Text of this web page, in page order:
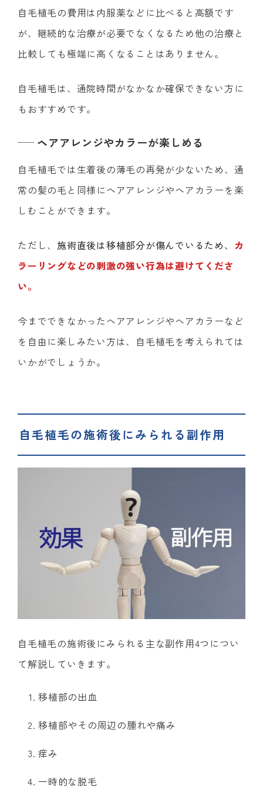
自毛植毛の費用は内服薬などに比べると高額です
が、継続的な治療が必要でなくなるため他の治療と
比較しても極端に高くなることはありません。
自毛植毛は、通院時間がなかなか確保できない方に
もおすすめです。
ヘアアレンジやカラーが楽しめる
自毛植毛では生着後の薄毛の再発が少ないため、通
常の髪の毛と同様にヘアアレンジやヘアカラーを楽
しむことができます。
ただし、 施術直後は移植部分が傷んでいるため、 カ
ラーリングなどの刺激の強い行為は避けてくださ
い。
今までできなかったヘアアレンジやヘアカラーなど
を自由に楽しみたい方は、自毛植毛を考えられては
いかがでしょうか。
自毛植毛の施術後にみられる副作用
自毛植毛の施術後にみられる主な副作用4つについ
て解説していきます。
移植部の出血
移植部やその周辺の腫れや痛み
痒み
一時的な脱毛